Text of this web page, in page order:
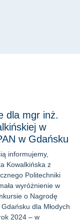
dla mgr inż.
w
w Gdańsku
informujemy,
Kowalkińska z
Politechniki
wyróżnienie w
o Nagrodę
dla Młodych
2024 – w